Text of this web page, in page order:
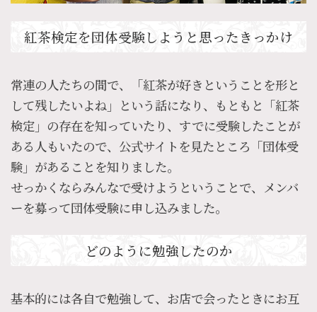
紅茶検定を団体受験しようと思ったきっかけ
常連の人たちの間で、「紅茶が好きということを形と
して残したいよね」という話になり、もともと「紅茶
検定」の存在を知っていたり、すでに受験したことが
ある人もいたので、公式サイトを見たところ「団体受
験」があることを知りました。
せっかくならみんなで受けようということで、メンバ
ーを募って団体受験に申し込みました。
どのように勉強したのか
基本的には各自で勉強して、お店で会ったときにお互